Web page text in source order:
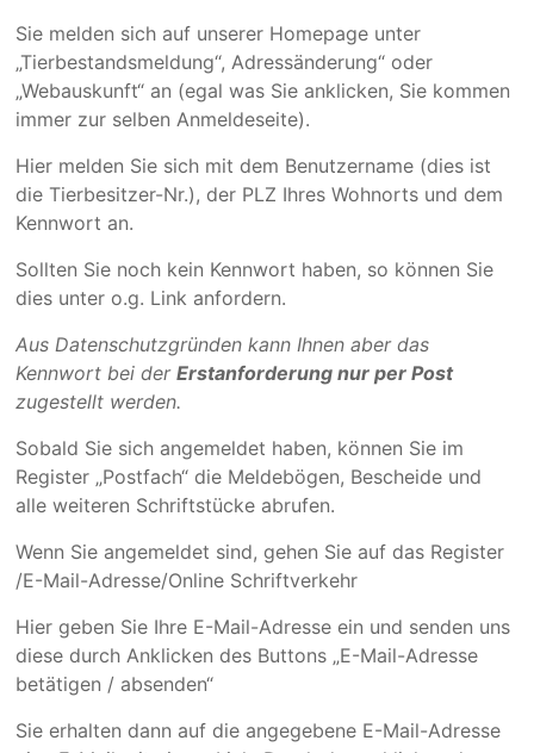
Sie melden sich auf unserer Homepage unter
„Tierbestandsmeldung“, Adressänderung“ oder
„Webauskunft“ an (egal was Sie anklicken, Sie kommen
immer zur selben Anmeldeseite).
Hier melden Sie sich mit dem Benutzername (dies ist
die Tierbesitzer-Nr.), der PLZ Ihres Wohnorts und dem
Kennwort an.
Sollten Sie noch kein Kennwort haben, so können Sie
dies unter o.g. Link anfordern.
Aus Datenschutzgründen kann Ihnen aber das
Kennwort bei derErstanforderung nur per Post
zugestellt werden.
Sobald Sie sich angemeldet haben, können Sie im
Register „Postfach“ die Meldebögen, Bescheide und
alle weiteren Schriftstücke abrufen.
Wenn Sie angemeldet sind, gehen Sie auf das Register
/E-Mail-Adresse/Online Schriftverkehr
Hier geben Sie Ihre E-Mail-Adresse ein und senden uns
diese durch Anklicken des Buttons „E-Mail-Adresse
betätigen / absenden“
Sie erhalten dann auf die angegebene E-Mail-Adresse